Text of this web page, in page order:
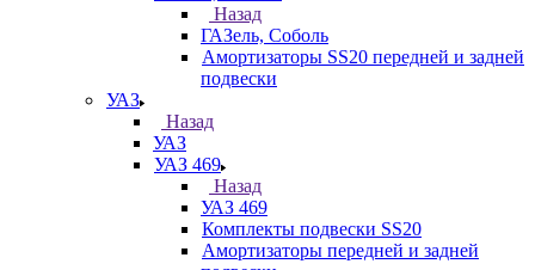
Назад
ГАЗель, Соболь
Амортизаторы SS20 передней и задней
подвески
УАЗ
Назад
УАЗ
УАЗ 469
Назад
УАЗ 469
Комплекты подвески SS20
Амортизаторы передней и задней